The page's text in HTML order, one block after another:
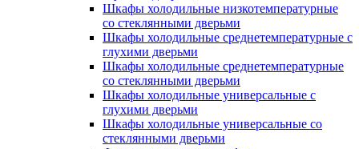
Шкафы холодильные низкотемпературные
со стеклянными дверьми
Шкафы холодильные среднетемпературные с
глухими дверьми
Шкафы холодильные среднетемпературные
со стеклянными дверьми
Шкафы холодильные универсальные с
глухими дверьми
Шкафы холодильные универсальные со
стеклянными дверьми